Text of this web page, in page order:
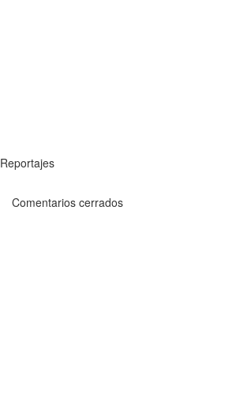
Reportajes
Comentarios cerrados